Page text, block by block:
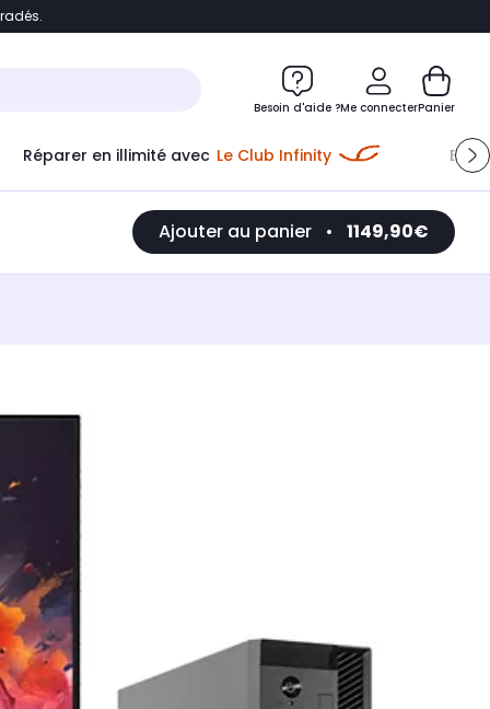
Accéder directement au chatbot
Besoin d'aide ?Me connecterPanier
Réparer en illimité avec Le Club Infinity
Ajouter au panier • 1149,90€